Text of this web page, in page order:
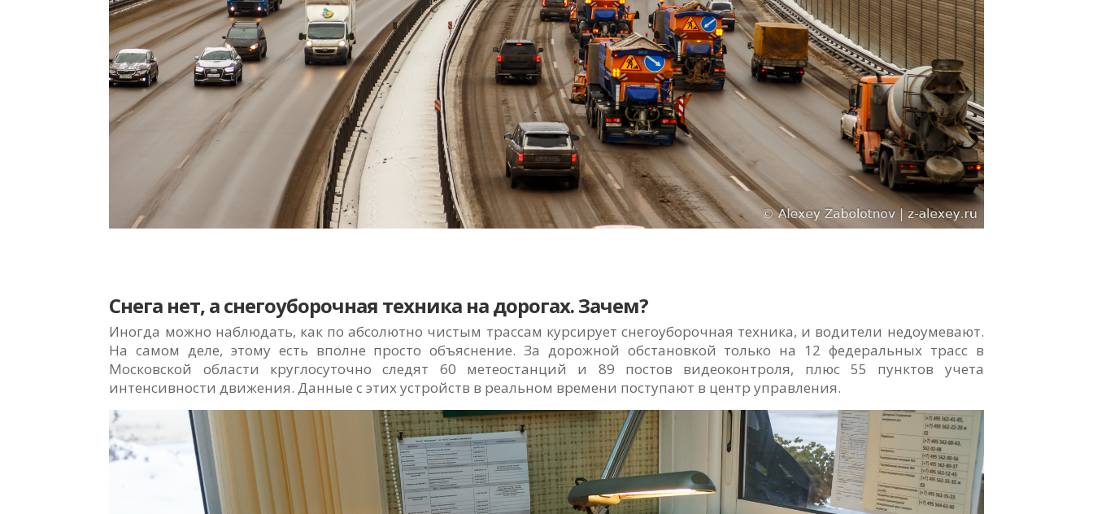
Снега нет, а снегоуборочная техника на дорогах. Зачем?
Иногда можно наблюдать, как по абсолютно чистым трассам курсирует снегоуборочная техника, и водители недоумевают.
На самом деле, этому есть вполне просто объяснение. За дорожной обстановкой только на 12 федеральных трасс в
Московской области круглосуточно следят 60 метеостанций и 89 постов видеоконтроля, плюс 55 пунктов учета
интенсивности движения. Данные с этих устройств в реальном времени поступают в центр управления.